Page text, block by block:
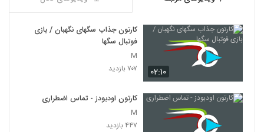
۰۲:۱۰
کارتون جذاب سگهای نگهبان / بازی
فوتبال سگها
M
۷۰۷ بازدید
کارتون اودبودز - تماس اضطراری
M
۴۴۷ بازدید